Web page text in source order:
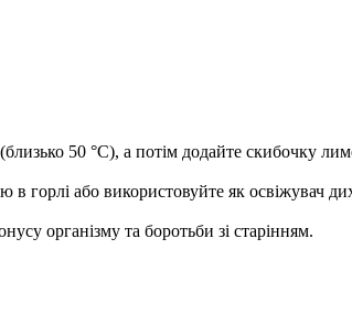
50 °C), а потім додайте скибочку
горлі або використовуйте як освіжувач
організму та боротьби зі старінням.